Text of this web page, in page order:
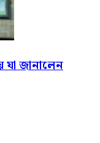
যা জানালেন